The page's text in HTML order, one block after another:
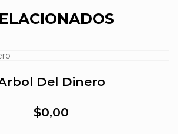
Del Dinero
$0,00